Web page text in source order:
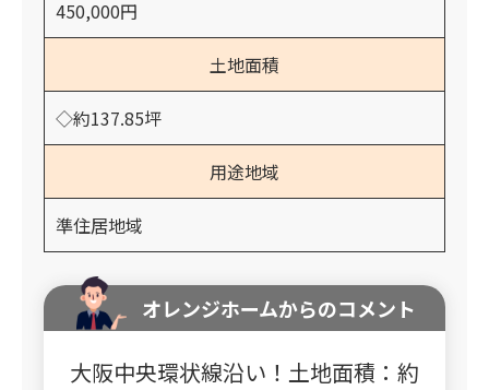
450,000円
土地面積
◇約137.85坪
用途地域
準住居地域
オレンジホームからのコメント
大阪中央環状線沿い！土地面積：約